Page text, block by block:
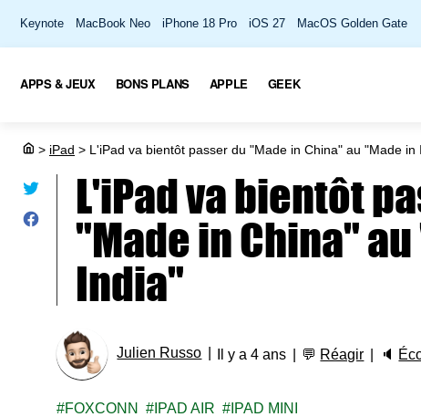
Keynote MacBook Neo iPhone 18 Pro iOS 27 MacOS Golden Gate
APPS & JEUX BONS PLANS APPLE GEEK
> iPad > L'iPad va bientôt passer du "Made in China" au "Made in
L'iPad va bientôt
"Made in China"
India"
Julien Russo Il y a 4 ans 💬 Réagir 🔈
FOXCONN IPAD AIR IPAD MINI